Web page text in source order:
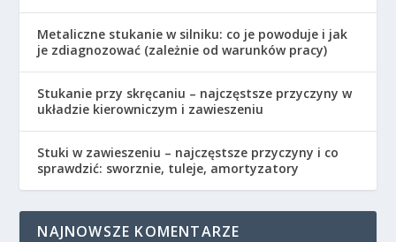
Metaliczne stukanie w silniku: co je powoduje i jak
je zdiagnozować (zależnie od warunków pracy)
Stukanie przy skręcaniu – najczęstsze przyczyny w
układzie kierowniczym i zawieszeniu
Stuki w zawieszeniu – najczęstsze przyczyny i co
sprawdzić: sworznie, tuleje, amortyzatory
NAJNOWSZE KOMENTARZE